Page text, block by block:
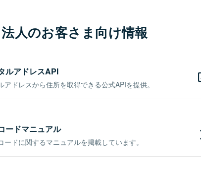
人のお客さま向け情報
ルアドレスAPI
アドレスから住所を取得できる公式APIを提供。
ードマニュアル
ードに関するマニュアルを掲載しています。